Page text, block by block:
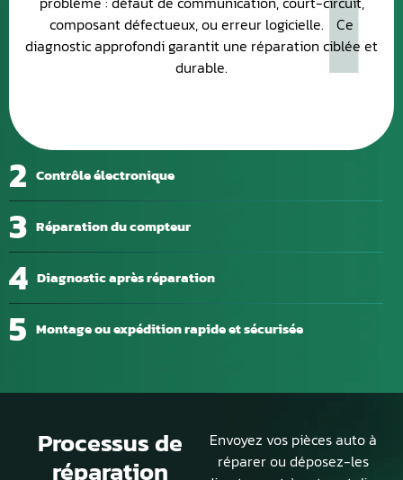
2 Contrôle électronique
3 Réparation du compteur
4 Diagnostic après réparation
5 Montage ou expédition rapide et sécurisée
composant défectueux, ou erreur logicielle. Ce
diagnostic approfondi garantit une réparation ciblée et
durable.
Processus de
réparation
Envoyez vos pièces auto à
réparer ou déposez-les